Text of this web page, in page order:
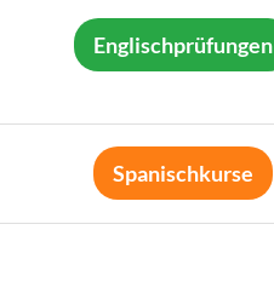
Englischprüfungen
Spanischkurse